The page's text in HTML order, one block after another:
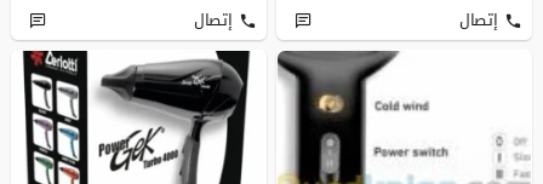
إتصال إتصال